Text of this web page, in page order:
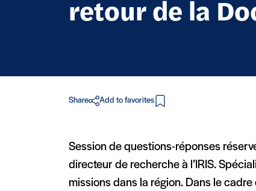
retour de la
Share Add to favorites
in PDF
Session de questions-réponses
directeur de recherche à l’IRIS.
missions dans la région. Dans le